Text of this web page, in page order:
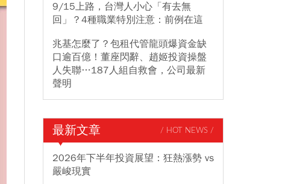
9/15上路，台灣人小心「有去無
回」？4種職業特別注意：前例在這
兆基怎麼了？包租代管龍頭爆資金缺
口逾百億！董座閃辭、趙姬投資操盤
人失聯…187人組自救會，公司最新
聲明
最新文章 / HOT NEWS /
2026年下半年投資展望：狂熱漲勢 vs
嚴峻現實